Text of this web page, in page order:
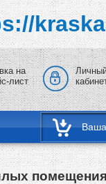
на
лист
Ваша